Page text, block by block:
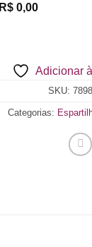
R$ 0,00
Adicionar
SKU:
Categorias: